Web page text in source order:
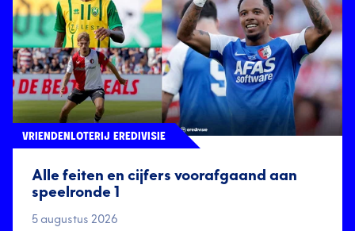
Alle feiten en cijfers voorafgaand aan
speelronde 1
VRIENDENLOTERIJ EREDIVISIE
5 augustus 2026